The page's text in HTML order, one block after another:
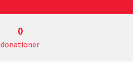
0
donationer